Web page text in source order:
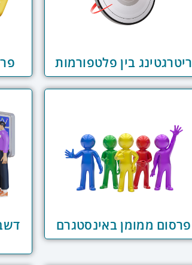
ריטרגטינג בין פלטפורמות
פרסום ממומן באינסטגרם